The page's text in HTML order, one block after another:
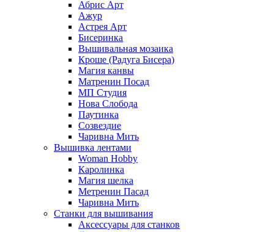
Абрис Арт
Ажур
Астрея Арт
Бисеринка
Вышивальная мозаика
Кроше (Радуга Бисера)
Магия канвы
Матренин Посад
МП Студия
Нова Слобода
Паутинка
Созвездие
Чаривна Мить
Вышивка лентами
Woman Hobby
Каролинка
Магия шелка
Метренин Пасад
Чаривна Мить
Станки для вышивания
Аксессуары для станков